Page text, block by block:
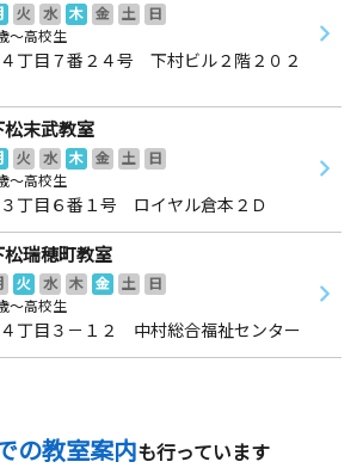
火 水 木 金 土
日
～高校生
丁目７番２４号 下村ビル２階２０２
松末武教室
火 水 木 金 土
日
～高校生
丁目６番１号 ロイヤル倉本２Ｄ
松瑞穂町教室
火 水 木 金 土
日
～高校生
丁目３－１２ 中村総合福祉センター
の教室案内も行っています